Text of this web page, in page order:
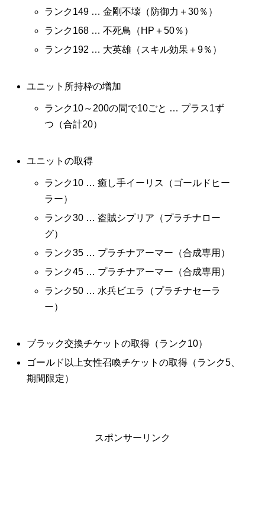
ランク149 … 金剛不壊（防御力＋30％）
ランク168 … 不死鳥（HP＋50％）
ランク192 … 大英雄（スキル効果＋9％）
ユニット所持枠の増加
ランク10～200の間で10ごと … プラス1ず
つ（合計20）
ユニットの取得
ランク10 … 癒し手イーリス（ゴールドヒー
ラー）
ランク30 … 盗賊シプリア（プラチナロー
グ）
ランク35 … プラチナアーマー（合成専用）
ランク45 … プラチナアーマー（合成専用）
ランク50 … 水兵ビエラ（プラチナセーラ
ー）
ブラック交換チケットの取得（ランク10）
ゴールド以上女性召喚チケットの取得（ランク5、
期間限定）
スポンサーリンク